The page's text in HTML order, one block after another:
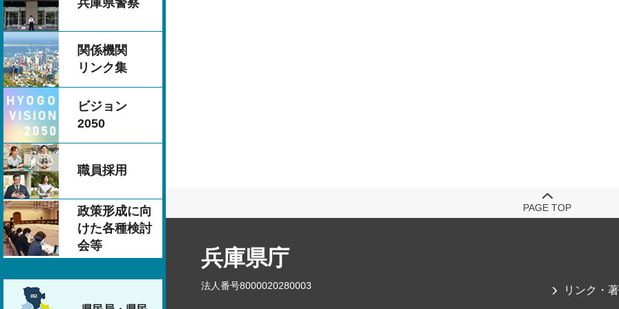
兵庫県警察
関係機関
リンク集
ビジョン
2050
職員採用
政策形成に向
けた各種検討
会等
PAGE TOP
兵庫県庁
法人番号8000020280003 リンク・